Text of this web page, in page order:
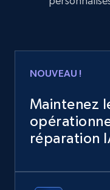
NOUVEAU !
Maintenez
réparation